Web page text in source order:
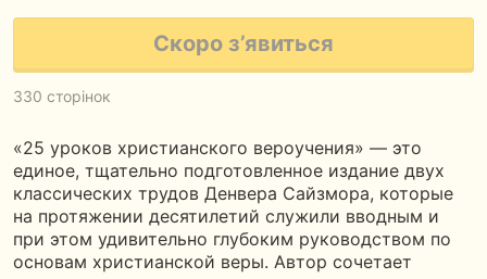
Скоро з’явиться
330 сторінок
«25 уроков христианского вероучения» — это
единое, тщательно подготовленное издание двух
классических трудов Денвера Сайзмора, которые
на протяжении десятилетий служили вводным и
при этом удивительно глубоким руководством по
основам христианской веры. Автор сочетает